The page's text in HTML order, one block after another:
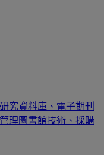
究資料庫、電子期刊
理圖書館技術、採購